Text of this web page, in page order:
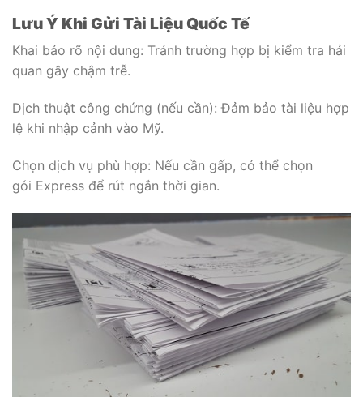
Lưu Ý Khi Gửi Tài Liệu Quốc Tế
Khai báo rõ nội dung: Tránh trường hợp bị kiểm tra hải
quan gây chậm trễ.
Dịch thuật công chứng (nếu cần): Đảm bảo tài liệu hợp
lệ khi nhập cảnh vào Mỹ.
Chọn dịch vụ phù hợp: Nếu cần gấp, có thể chọn
gói Express để rút ngắn thời gian.